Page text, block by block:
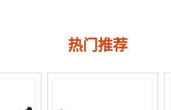
热门推荐